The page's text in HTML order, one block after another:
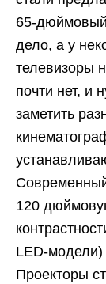
65-
дело, а у
телевизоры
почти нет, и
заметить
120
LED-модели)
Проекторы